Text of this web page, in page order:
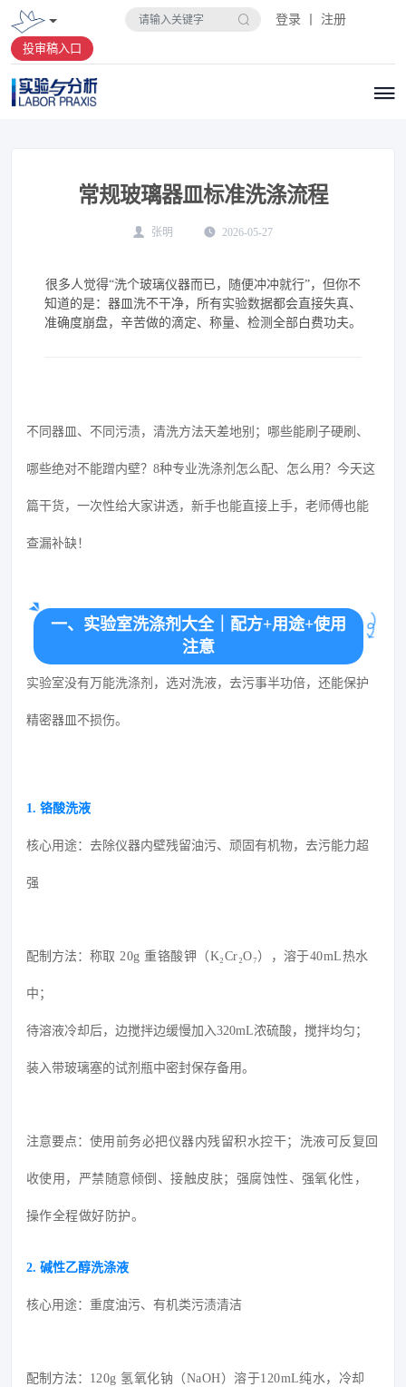
登录 丨 注册
投审稿入口
常规玻璃器皿标准洗涤流程
张明 2026-05-27
很多人觉得“洗个玻璃仪器而已，随便冲冲就行”，但你不
知道的是：器皿洗不干净，所有实验数据都会直接失真、
准确度崩盘，辛苦做的滴定、称量、检测全部白费功夫。
不同器皿、不同污渍，清洗方法天差地别；哪些能刷子硬刷、
哪些绝对不能蹭内壁？8种专业洗涤剂怎么配、怎么用？今天这
篇干货，一次性给大家讲透，新手也能直接上手，老师傅也能
查漏补缺！
一、实验室洗涤剂大全｜配方+用途+使用
注意
实验室没有万能洗涤剂，选对洗液，去污事半功倍，还能保护
精密器皿不损伤。
1. 铬酸洗液
核心用途：去除仪器内壁残留油污、顽固有机物，去污能力超
强
配制方法： 称取 20g 重铬酸钾（K₂Cr₂O₇），溶于40mL热水
中；
待溶液冷却后，边搅拌边缓慢加入320mL浓硫酸，搅拌均匀；
装入带玻璃塞的试剂瓶中密封保存备用。
注意要点： 使用前务必把仪器内残留积水控干； 洗液可反复回
收使用，严禁随意倾倒、接触皮肤； 强腐蚀性、强氧化性，
操作全程做好防护。
2. 碱性乙醇洗涤液
核心用途：重度油污、有机类污渍清洁
配制方法： 120g 氢氧化钠（NaOH）溶于120mL纯水，冷却